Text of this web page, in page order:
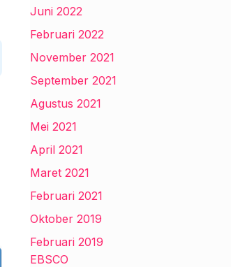
Juni 2022
Februari 2022
November 2021
September 2021
Agustus 2021
Mei 2021
April 2021
Maret 2021
Februari 2021
Oktober 2019
Februari 2019
EBSCO